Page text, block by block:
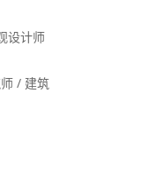
设计师
/ 建筑